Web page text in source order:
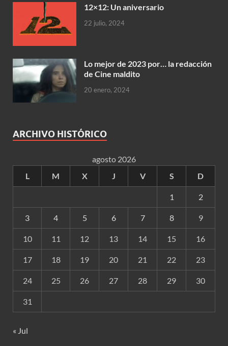
12×12: Un aniversario
22 julio, 2024
Lo mejor de 2023 por… la redacción
de Cine maldito
20 enero, 2024
ARCHIVO HISTÓRICO
agosto 2026
L
M X J V S D
1 2
3 4 5 6 7 8 9
10 11 12 13 14 15 16
17 18 19 20 21 22 23
24 25 26 27 28 29 30
31
« Jul